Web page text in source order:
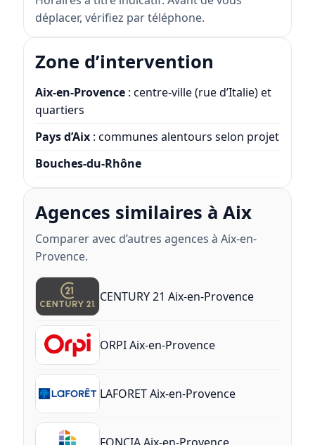
déplacer, vérifiez par téléphone.
Zone d’intervention
Aix-en-Provence: centre-ville (rue d’Italie) et
quartiers
Pays d’Aix: communes alentours selon projet
Bouches-du-Rhône
Agences similaires à Aix
Comparer avec d’autres agences à Aix-en-
Provence.
CENTURY 21 Aix-en-Provence
ORPI Aix-en-Provence
LAFORET Aix-en-Provence